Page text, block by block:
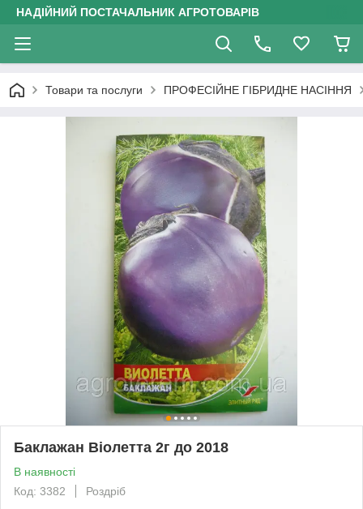
НАДІЙНИЙ ПОСТАЧАЛЬНИК АГРОТОВАРІВ
Товари та послуги ПРОФЕСІЙНЕ ГІБРИДНЕ НАСІННЯ
Баклажан Віолетта 2г до 2018
В наявності
Код: 3382
Роздріб